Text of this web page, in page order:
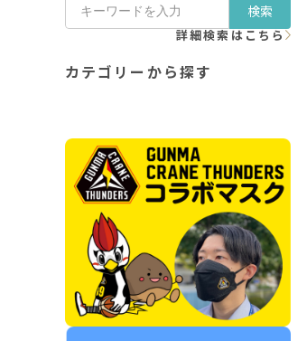
検索
詳細検索はこちら
カテゴリーから探す